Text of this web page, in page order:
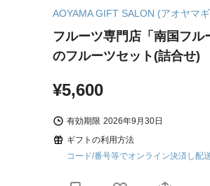
AOYAMA GIFT SALON (アオヤマ
フルーツ専門店「南国フル
のフルーツセット(詰合せ)
¥5,600
有効期限 2026年9月30日
ギフトの利用方法
コード/番号等でオンライン決済し配